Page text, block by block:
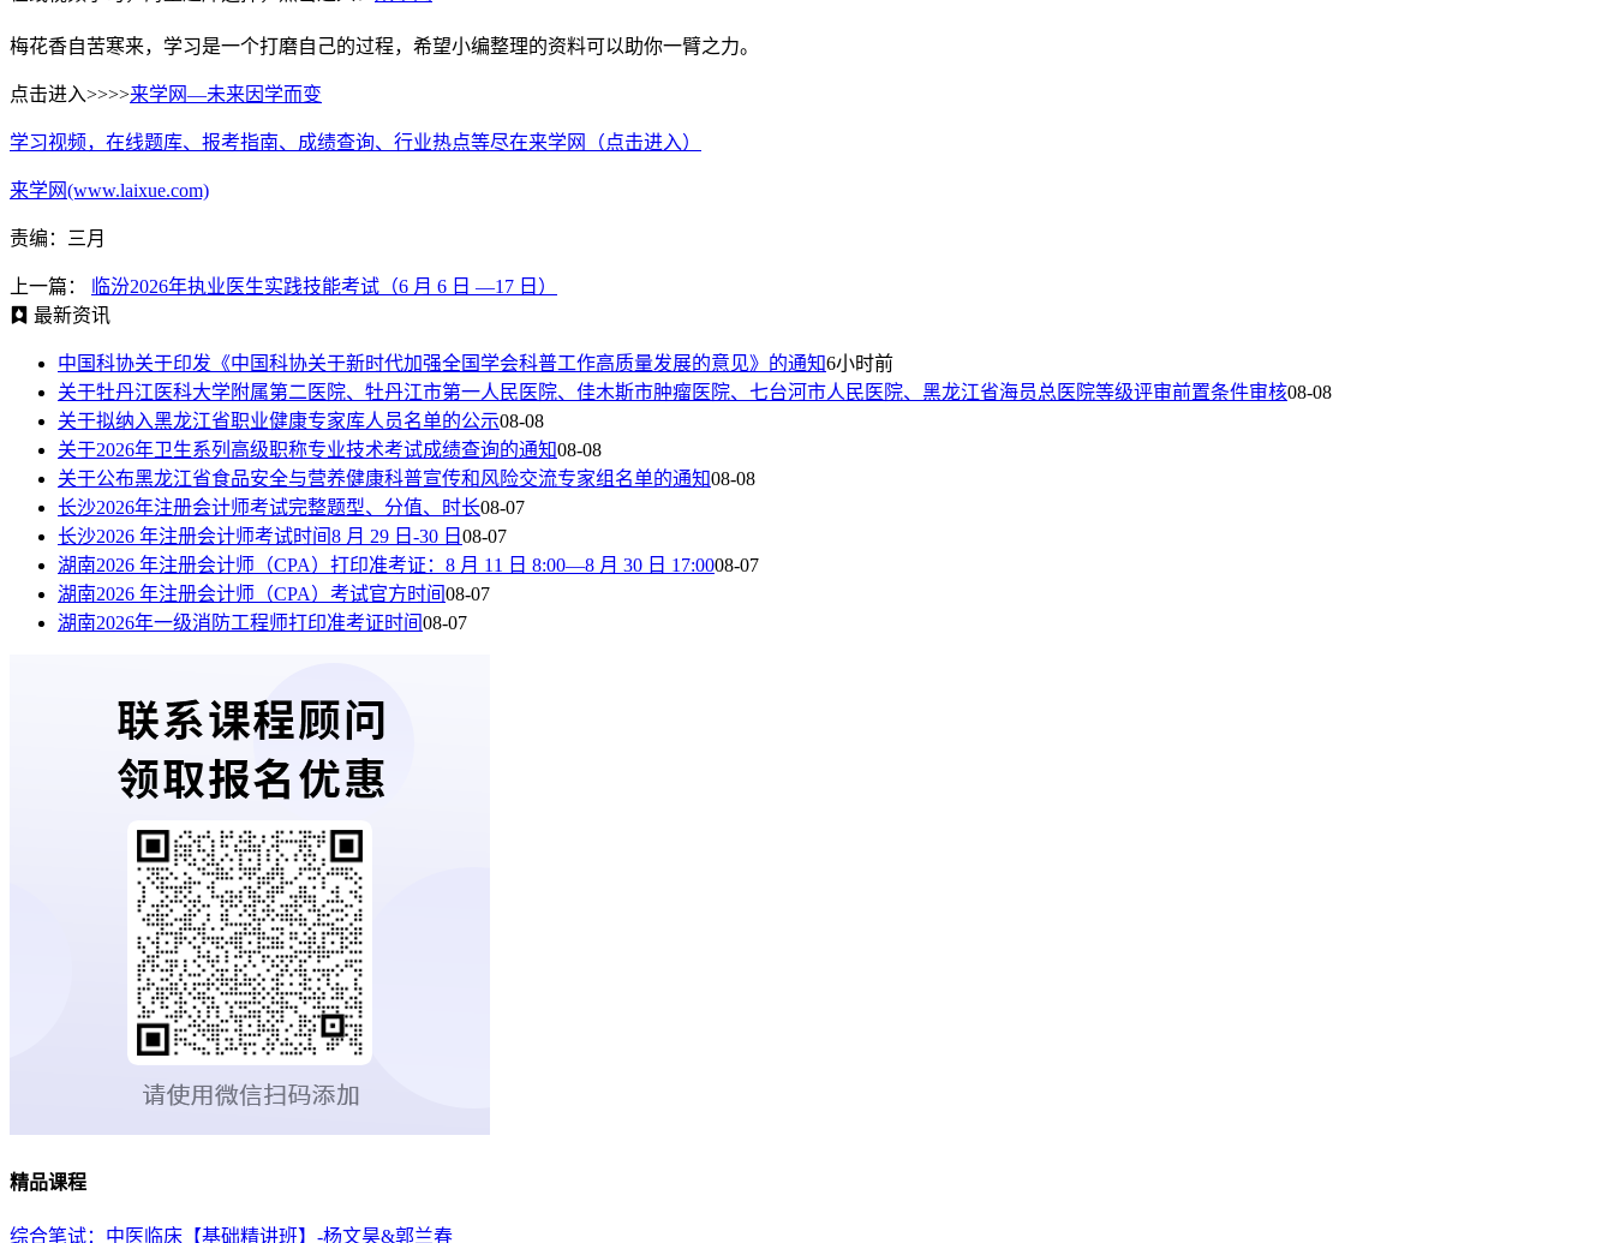
梅花香自苦寒来，学习是一个打磨自己的过程，希望小编整理的资料可以助你一臂之力。
点击进入>>>>来学网—未来因学而变
学习视频，在线题库、报考指南、成绩查询、行业热点等尽在来学网（点击进入）
来学网(www.laixue.com)
责编：三月
上一篇：
临汾2026年执业医生实践技能考试（6 月 6 日 —17 日）
最新资讯
中国科协关于印发《中国科协关于新时代加强全国学会科普工作高质量发展的意见》的通知6小时前
关于牡丹江医科大学附属第二医院、牡丹江市第一人民医院、佳木斯市肿瘤医院、七台河市人民医院、黑龙江省海员总医院等级评审前置条件审核08-08
关于拟纳入黑龙江省职业健康专家库人员名单的公示08-08
关于2026年卫生系列高级职称专业技术考试成绩查询的通知08-08
关于公布黑龙江省食品安全与营养健康科普宣传和风险交流专家组名单的通知08-08
长沙2026年注册会计师考试完整题型、分值、时长08-07
长沙2026 年注册会计师考试时间8 月 29 日-30 日 08-07
湖南2026 年注册会计师（CPA）打印准考证：8 月 11 日 8:00—8 月 30 日 17:0008-07
湖南2026 年注册会计师（CPA）考试官方时间08-07
湖南2026年一级消防工程师打印准考证时间08-07
精品课程
综合笔试：中医临床【基础精讲班】-杨文昊&郭兰春